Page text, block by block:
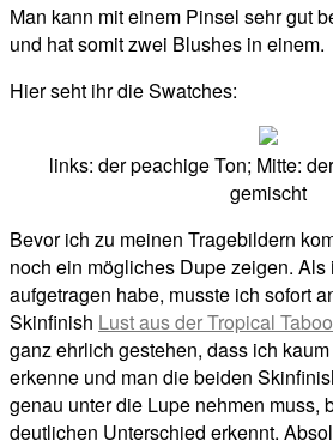
Man kann mit einem Pinsel sehr gut
und hat somit zwei Blushes in einem.
Hier seht ihr die Swatches:
links: der peachige Ton; Mitte:
gemischt
Bevor ich zu meinen Tragebildern
noch ein mögliches Dupe zeigen.
aufgetragen habe, musste ich sofort
Skinfinish Lust aus der Tropical
ganz ehrlich gestehen, dass ich
erkenne und man die beiden
genau unter die Lupe nehmen muss,
deutlichen Unterschied erkennt.